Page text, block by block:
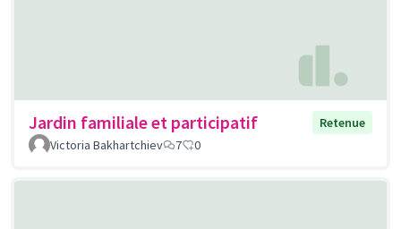
Jardin familiale et participatif
Retenue
Victoria Bakhartchiev
7 0